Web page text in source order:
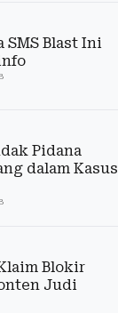
SMS Blast Ini
Pidana
dalam Kasus
Blokir
Judi